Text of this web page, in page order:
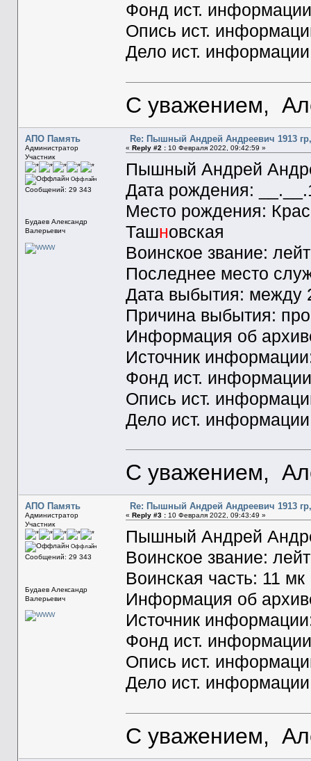
Фонд ист.
Опись ист.
Дело ист.
С уважением,
АПО Память
Администратор
Участник
Оффлайн
Сообщений: 29 343
Будаев Александр
Валерьевич
Re: Пышный Андрей Андреевич 1913
« Reply #2 :10 Февраля 2022, 09:42:59 »
Пышный Андрей
Дата рождения:
Место рождения:
Ташновская
Воинское звание:
Последнее место
Дата выбытия: между
Причина выбытия:
Информация об
Источник
Фонд ист.
Опись ист.
Дело ист.
С уважением,
АПО Память
Администратор
Участник
Оффлайн
Сообщений: 29 343
Будаев Александр
Валерьевич
Re: Пышный Андрей Андреевич 1913
« Reply #3 :10 Февраля 2022, 09:43:49 »
Пышный Андрей
Воинское звание:
Воинская часть: 11 мк
Информация об
Источник
Фонд ист.
Опись ист.
Дело ист.
С уважением,